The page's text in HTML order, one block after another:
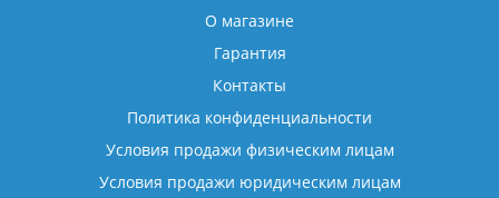
О магазине
Гарантия
Контакты
Политика конфиденциальности
Условия продажи физическим лицам
Условия продажи юридическим лицам